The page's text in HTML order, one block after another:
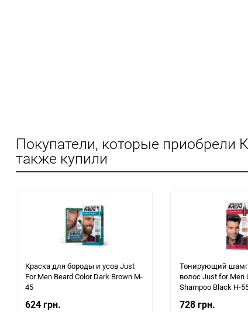
Покупатели, которые приобрели
также купили
Краска для бороды и усов Just
For Men Beard Color Dark Brown M-
45
624 грн.
Тонирующий
волос Just for Men
Shampoo Black H-
728 грн.